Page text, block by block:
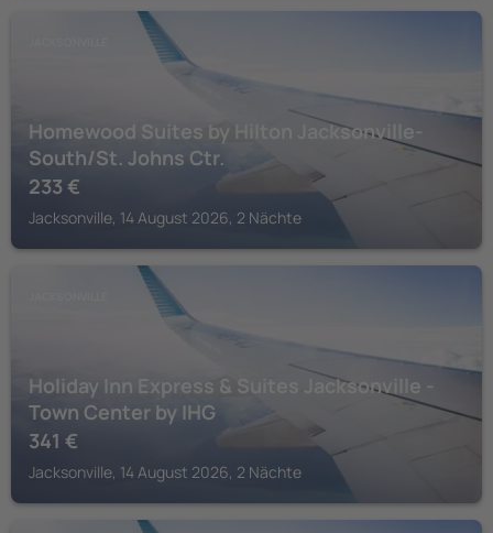
Homewood Suites by Hilton Jacksonville-
South/St. Johns Ctr.
233 €
Jacksonville, 14 August 2026, 2 Nächte
Holiday Inn Express & Suites Jacksonville -
Town Center by IHG
341 €
Jacksonville, 14 August 2026, 2 Nächte